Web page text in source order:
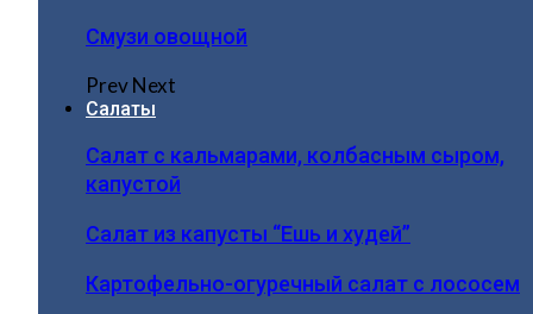
Смузи овощной
PrevNext
Салаты
Салат с кальмарами, колбасным сыром,
капустой
Салат из капусты “Ешь и худей”
Картофельно-огуречный салат с лососем